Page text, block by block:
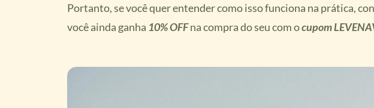
Portanto, se você quer entender como isso funciona na prática,
você ainda ganha 10% OFFna compra do seu com ocupom